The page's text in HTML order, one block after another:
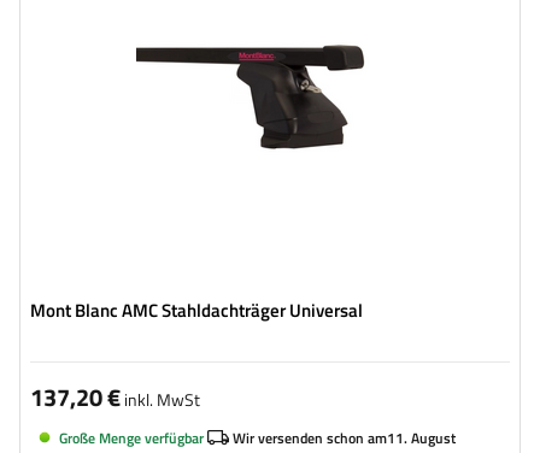
Mont Blanc AMC Stahldachträger Universal
137,20 €inkl. MwSt
Große Menge verfügbar Wir versenden schon am11. August